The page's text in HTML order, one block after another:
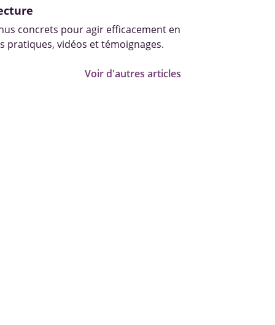
concrets pour agir efficacement en
pratiques, vidéos et témoignages.
Voir d'autres articles